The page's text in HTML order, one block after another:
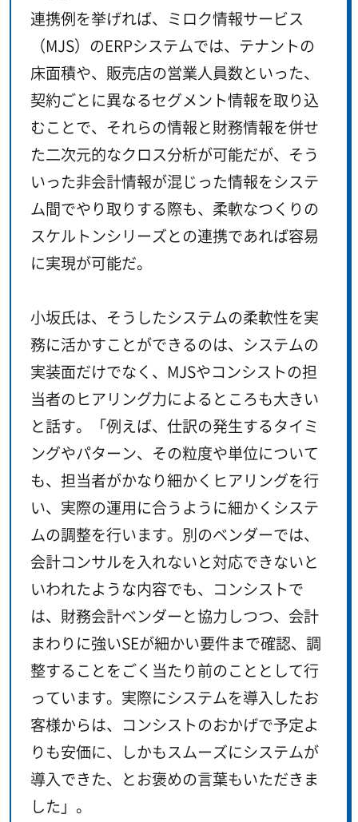
連携例を挙げれば、ミロク情報サービス
（MJS）のERPシステムでは、テナントの
床面積や、販売店の営業人員数といった、
契約ごとに異なるセグメント情報を取り込
むことで、それらの情報と財務情報を併せ
た二次元的なクロス分析が可能だが、そう
いった非会計情報が混じった情報をシステ
ム間でやり取りする際も、柔軟なつくりの
スケルトンシリーズとの連携であれば容易
に実現が可能だ。
小坂氏は、そうしたシステムの柔軟性を実
務に活かすことができるのは、システムの
実装面だけでなく、MJSやコンシストの担
当者のヒアリング力によるところも大きい
と話す。「例えば、仕訳の発生するタイミ
ングやパターン、その粒度や単位について
も、担当者がかなり細かくヒアリングを行
い、実際の運用に合うように細かくシステ
ムの調整を行います。別のベンダーでは、
会計コンサルを入れないと対応できないと
いわれたような内容でも、コンシストで
は、財務会計ベンダーと協力しつつ、会計
まわりに強いSEが細かい要件まで確認、調
整することをごく当たり前のこととして行
っています。実際にシステムを導入したお
客様からは、コンシストのおかげで予定よ
りも安価に、しかもスムーズにシステムが
導入できた、とお褒めの言葉もいただきま
した」。